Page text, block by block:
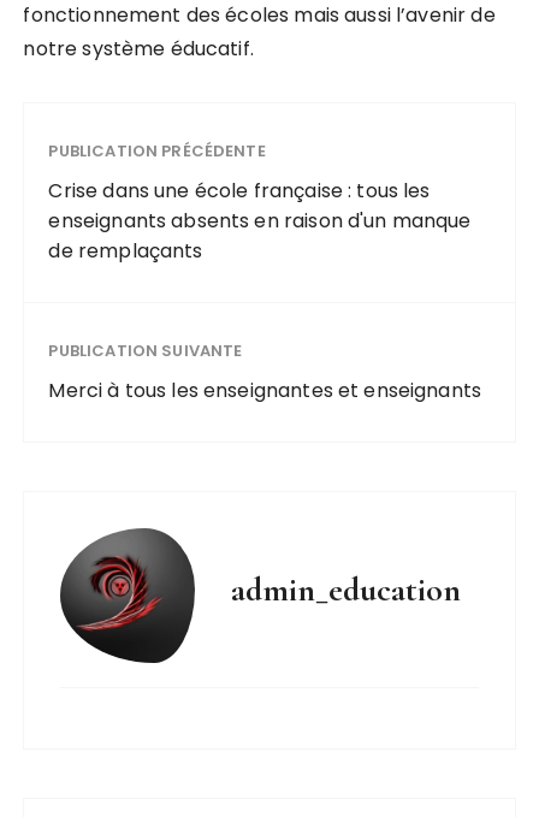
fonctionnement des écoles mais aussi l’avenir de
notre système éducatif.
PUBLICATION PRÉCÉDENTE
Crise dans une école française : tous les
enseignants absents en raison d'un manque
de remplaçants
PUBLICATION SUIVANTE
Merci à tous les enseignantes et enseignants
admin_education